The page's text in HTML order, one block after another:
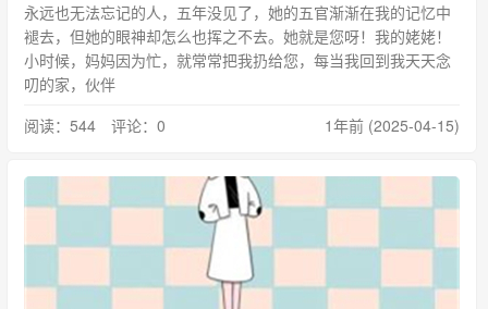
永远也无法忘记的人，五年没见了，她的五官渐渐在我的记忆中
褪去，但她的眼神却怎么也挥之不去。她就是您呀！我的姥姥！
小时候，妈妈因为忙，就常常把我扔给您，每当我回到我天天念
叨的家，伙伴
阅读：544 评论：0
1年前 (2025-04-15)